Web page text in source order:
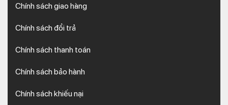
Chính sách giao hàng
Chính sách đổi trả
Chính sách thanh toán
Chính sách bảo hành
Chính sách khiếu nại